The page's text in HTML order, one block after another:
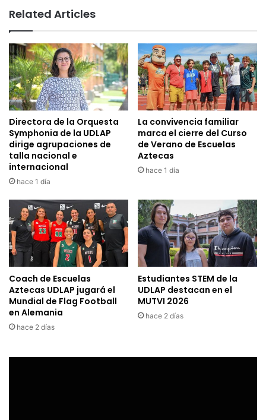
Related Articles
Directora de la Orquesta
Symphonia de la UDLAP
dirige agrupaciones de
talla nacional e
internacional
hace 1 día
La convivencia familiar
marca el cierre del Curso
de Verano de Escuelas
Aztecas
hace 1 día
Coach de Escuelas
Aztecas UDLAP jugará el
Mundial de Flag Football
en Alemania
hace 2 días
Estudiantes STEM de la
UDLAP destacan en el
MUTVI 2026
hace 2 días